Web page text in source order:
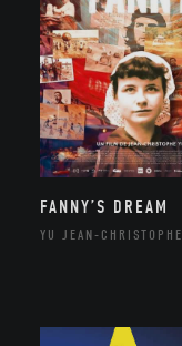
FANNY’S DREAM
YU JEAN-CHRISTOPHE